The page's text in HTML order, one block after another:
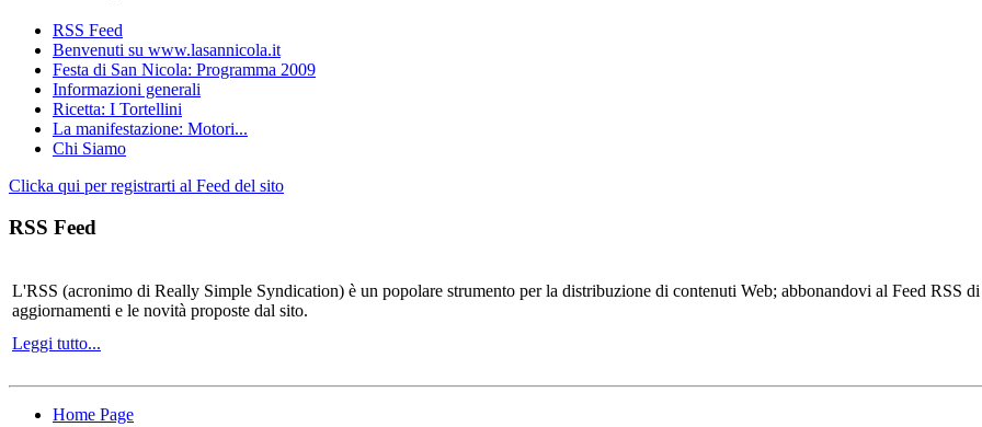
RSS Feed
Benvenuti su www.lasannicola.it
Festa di San Nicola: Programma 2009
Informazioni generali
Ricetta: I Tortellini
La manifestazione: Motori...
Chi Siamo
Clicka qui per registrarti al Feed del sito
RSS Feed
L'RSS (acronimo di Really Simple Syndication) è un popolare strumento per la distribuzione di contenuti Web; abbonandovi al Feed RSS
aggiornamenti e le novità proposte dal sito.
Leggi tutto...
Home Page